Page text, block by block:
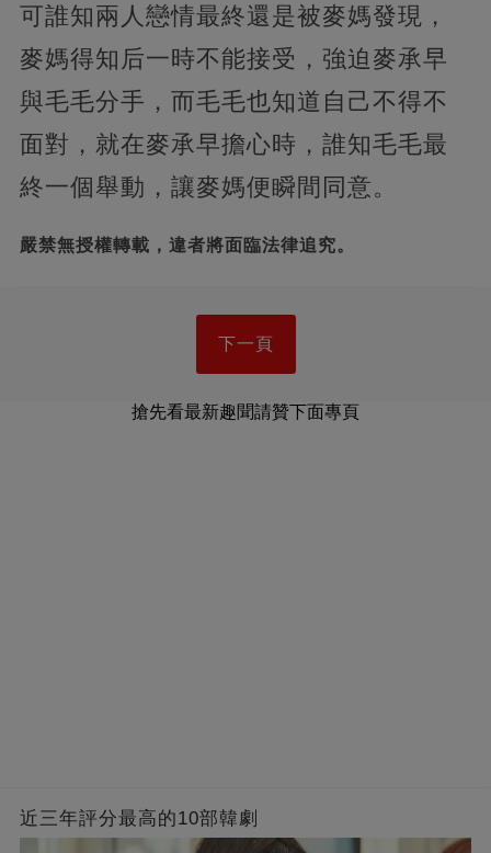
可誰知兩人戀情最終還是被麥媽發現，
麥媽得知后一時不能接受，強迫麥承早
與毛毛分手，而毛毛也知道自己不得不
面對，就在麥承早擔心時，誰知毛毛最
終一個舉動，讓麥媽便瞬間同意。
嚴禁無授權轉載，違者將面臨法律追究。
下一頁
搶先看最新趣聞請贊下面專頁
近三年評分最高的10部韓劇